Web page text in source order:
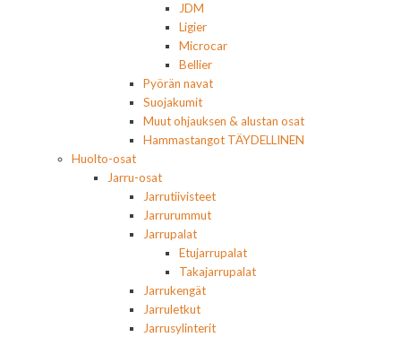
JDM
Ligier
Microcar
Bellier
Pyörän navat
Suojakumit
Muut ohjauksen & alustan osat
Hammastangot TÄYDELLINEN
Huolto-osat
Jarru-osat
Jarrutiivisteet
Jarrurummut
Jarrupalat
Etujarrupalat
Takajarrupalat
Jarrukengät
Jarruletkut
Jarrusylinterit